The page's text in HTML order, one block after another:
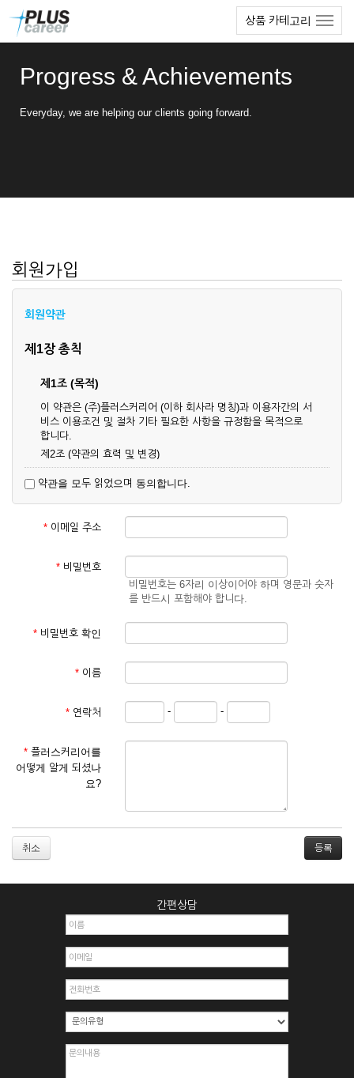
상품 카테고리
Progress & Achievements
Everyday, we are helping our clients going forward.
회원가입
회원약관
제1장 총칙
제1조 (목적)
이 약관은 (주)플러스커리어 (이하 회사라 명칭)과 이용자간의 서
비스 이용조건 및 절차 기타 필요한 사항을 규정함을 목적으로
합니다.
제2조 (약관의 효력 및 변경)
업상 중요 하거나 합리적인 사유가 발생할 경우 온라인 공사를
통하여 변경할 수 있습니다.
② 회원은 변경된 약관에 동의하지 않을 경우 서비스 이용을 중
단하고 이용계약을 해지할 수 있습니다. 약관의 효력 발생일 이
것으로 간주됩니다.
제3조 (약관의 외 준칙)
관계법령의 규정에 따릅니다.
① 서비스 이용계약은 서비스 이용 희망자가 본 약관에 동의한
를 심사, 승낙함으로써 성립하며, 회사는 신청자의 실명 확인 절
차를 밟을 수 있습니다.
② 회원가입시 입력한 ID는 변경할 수 없으며, 회원 1인당 한 개
의 ID가 발급됩니다. 부득이한 경우로 인해 변경하고자 하는 경
거절하거나 취소할 수 있으며, 실명으로 등록하지 않은 자의 일
2. 개인정보를 허위로 기재하여 신청할 경우
3. 경쟁 관게에 있는 이용자가 신청할 경우
4. 타인의 서비스 이용을 방해하거나, 정보를 도용한 경우
6. 이용자가 영업활동 또는 부정한 용도로 본 서비스를 이용할
7. 회사의 정보를 사전 승낙 없이 전재, 변조, 복사하여 이용하
8. 기타 회사가 정한 제반 사항을 위반하며 신청하는 경우
제5조 (서비스의 이용 및 중지)
약관을 모두 읽었으며 동의합니다.
* 이메일 주소
* 비밀번호
비밀번호는 6자리 이상이어야 하며 영문과 숫자
를 반드시 포함해야 합니다.
* 비밀번호 확인
* 이름
* 연락처 - -
* 플러스커리어를
어떻게 알게 되셨나
요?
취소
간편상담